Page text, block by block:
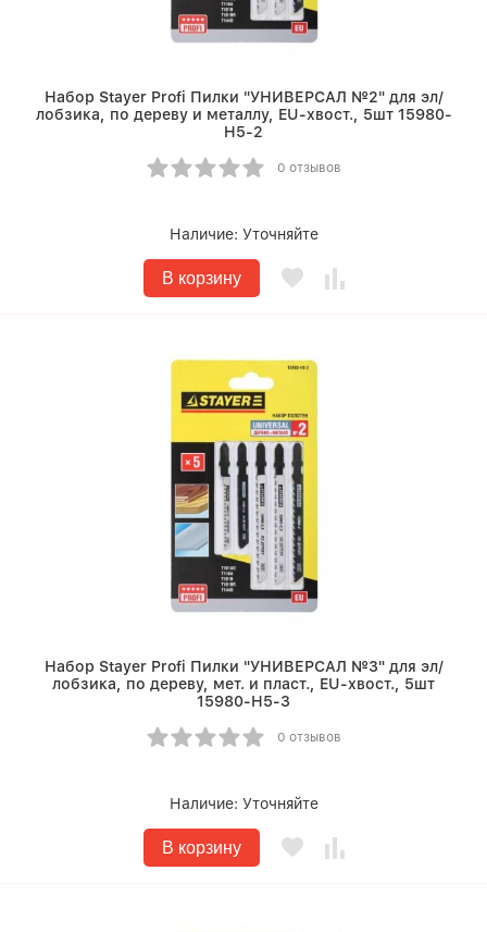
Набор Stayer Profi Пилки "УНИВЕРСАЛ №2" для эл/
лобзика, по дереву и металлу, EU-хвост., 5шт 15980-
H5-2
0 отзывов
Наличие: Уточняйте
В корзину
Набор Stayer Profi Пилки "УНИВЕРСАЛ №3" для эл/
лобзика, по дереву, мет. и пласт., EU-хвост., 5шт
15980-H5-3
0 отзывов
Наличие: Уточняйте
В корзину